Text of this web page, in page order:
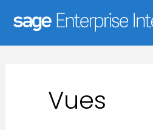
Vues